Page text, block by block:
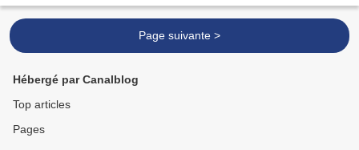
Page suivante >
Hébergé par Canalblog
Top articles
Pages